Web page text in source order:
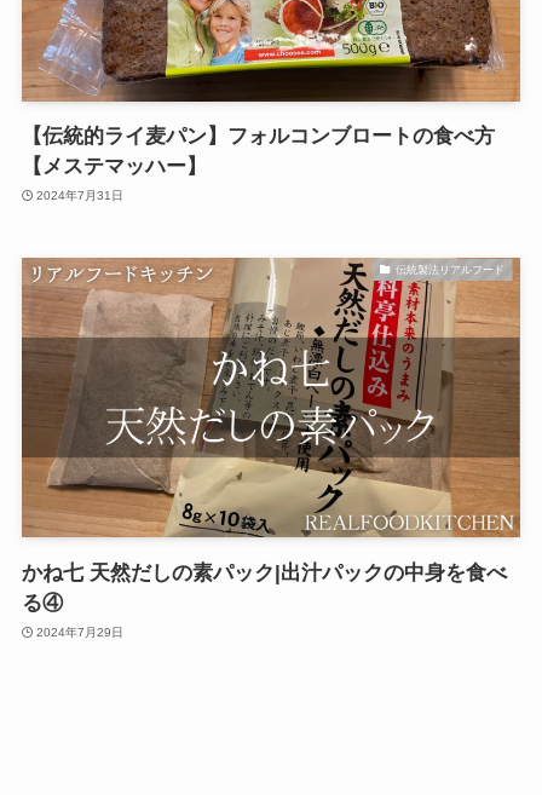
【伝統的ライ麦パン】フォルコンブロートの食べ方
【メステマッハー】
2024年7月31日
伝統製法リアルフード
かね七 天然だしの素パック|出汁パックの中身を食べ
る④
2024年7月29日